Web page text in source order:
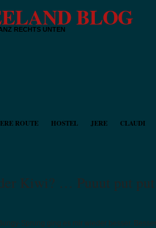
BLOG
RECHTS UNTEN
ROUTE HOSTEL JERE CLAUDI
Kiwi? … Puuut put put
Sprung ging es mir wieder besser.